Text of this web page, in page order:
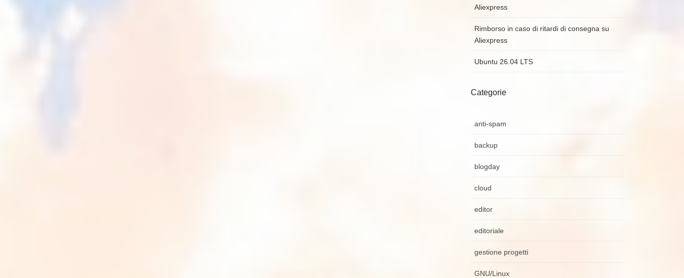
Aliexpress
Rimborso in caso di ritardi di consegna su
Aliexpress
Ubuntu 26.04 LTS
Categorie
anti-spam
backup
blogday
cloud
editor
editoriale
gestione progetti
GNU/Linux